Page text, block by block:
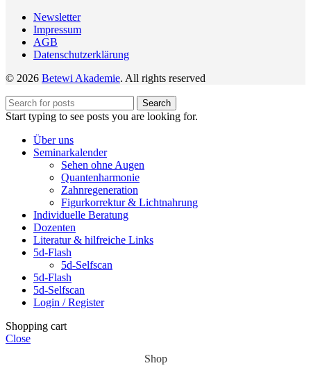
Newsletter
Impressum
AGB
Datenschutzerklärung
© 2026 Betewi Akademie. All rights reserved
Search
Start typing to see posts you are looking for.
Über uns
Seminarkalender
Sehen ohne Augen
Quantenharmonie
Zahnregeneration
Figurkorrektur & Lichtnahrung
Individuelle Beratung
Dozenten
Literatur & hilfreiche Links
5d-Flash
5d-Selfscan
5d-Flash
5d-Selfscan
Login / Register
Shopping cart
Close
Shop